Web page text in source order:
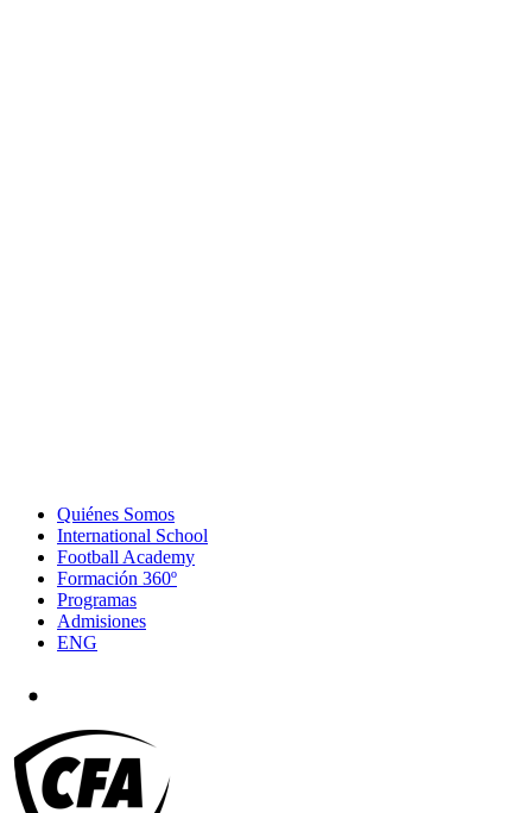
Quiénes Somos
International School
Football Academy
Formación 360º
Programas
Admisiones
ENG